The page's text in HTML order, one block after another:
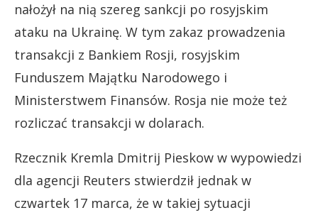
nałożył na nią szereg sankcji po rosyjskim
ataku na Ukrainę. W tym zakaz prowadzenia
transakcji z Bankiem Rosji, rosyjskim
Funduszem Majątku Narodowego i
Ministerstwem Finansów. Rosja nie może też
rozliczać transakcji w dolarach.
Rzecznik Kremla Dmitrij Pieskow w wypowiedzi
dla agencji Reuters stwierdził jednak w
czwartek 17 marca, że w takiej sytuacji